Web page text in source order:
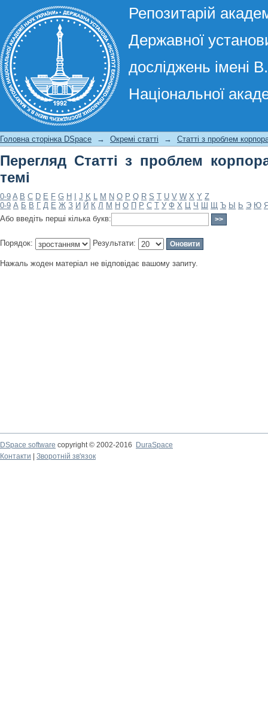
Репозитарій
Державної
досліджень імені
Національної
Перегляд Статті з проблем
Головна сторінка DSpace → Окремі статті → Статті з проблем
Перегляд Статті з проблем
темі
0-9 A B C D E F G H J K L M N O P Q R S T U V W X Y Z
0-9 А Б В Г Д Е Ж З И Й К Л М Н О П Р С Т У Ф Х Ц Ч Ш Щ Ъ Ы Ь Э Ю
Або введіть перші кілька букв:
Порядок: Результати:
Нажаль жоден матеріал не відповідає вашому запиту.
DSpace software copyright © 2002-2016
DuraSpace
Контакти
Зворотній зв'язок